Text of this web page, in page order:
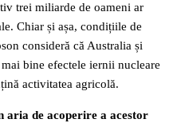
trei miliarde de oameni ar
Chiar și așa, condițiile de
consideră că Australia și
bine efectele iernii nucleare
activitatea agricolă.
aria de acoperire a acestor